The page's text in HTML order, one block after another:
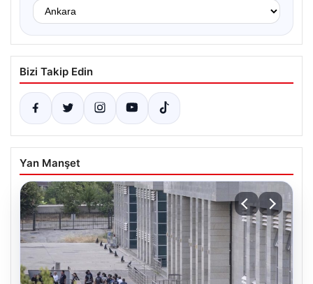
Bizi Takip Edin
Yan Manşet